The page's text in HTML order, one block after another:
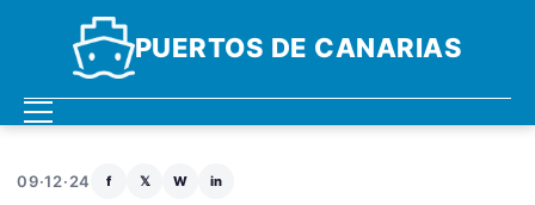
PUERTOS DE CANARIAS
09·12·24 f 𝕏 W in